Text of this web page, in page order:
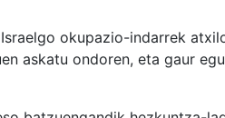
okupazio-indarrek
askatu ondoren, eta gaur